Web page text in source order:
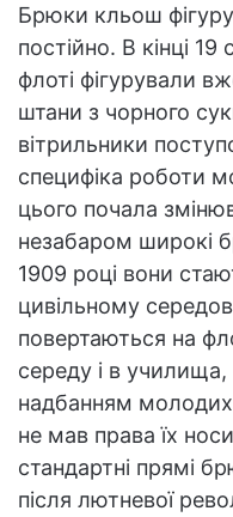
Брюки кльош
постійно. В кінці
флоті фігурували
штани з чорного
вітрильники
специфіка роботи
цього почала
незабаром широкі
1909 році вони
цивільному
повертаються на
середу і в
надбанням
не мав права їх
стандартні прямі
після лютневої